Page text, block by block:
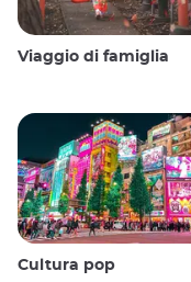
Viaggio di famiglia
Cultura pop